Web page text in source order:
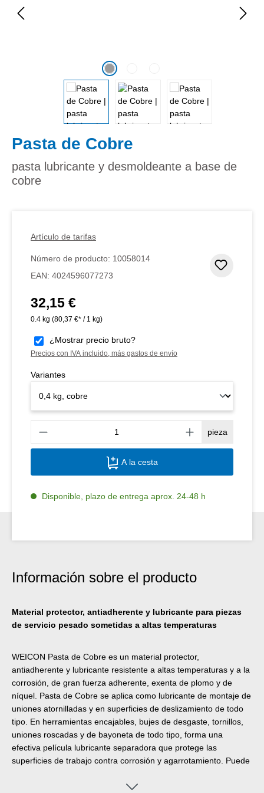
Pasta de Cobre
pasta lubricante y desmoldeante a base de
cobre
Artículo de tarifas
Número de producto: 10058014
EAN: 4024596077273
Precio normal:
32,15 €
0.4 kg (80,37 €* / 1 kg)
¿Mostrar precio bruto?
Precios con IVA incluido, más gastos de envío
Variantes
pieza
A la cesta
Disponible, plazo de entrega aprox. 24-48 h
Información sobre el producto
Material protector, antiadherente y lubricante para piezas
de servicio pesado sometidas a altas temperaturas
WEICON Pasta de Cobre es un material protector,
antiadherente y lubricante resistente a altas temperaturas y a la
corrosión, de gran fuerza adherente, exenta de plomo y de
níquel. Pasta de Cobre se aplica como lubricante de montaje de
uniones atornilladas y en superficies de deslizamiento de todo
tipo. En herramientas encajables, bujes de desgaste, tornillos,
uniones roscadas y de bayoneta de todo tipo, forma una
efectiva película lubricante separadora que protege las
superficies de trabajo contra corrosión y agarrotamiento. Puede
levas de freno y pasadores, en los polos de baterías de